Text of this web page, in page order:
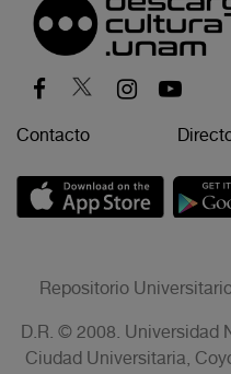
Contacto
Repositorio
D.R. © 2008. Universidad
Ciudad Universitaria,